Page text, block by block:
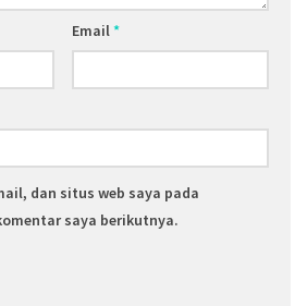
Email*
dan situs web saya pada
saya berikutnya.